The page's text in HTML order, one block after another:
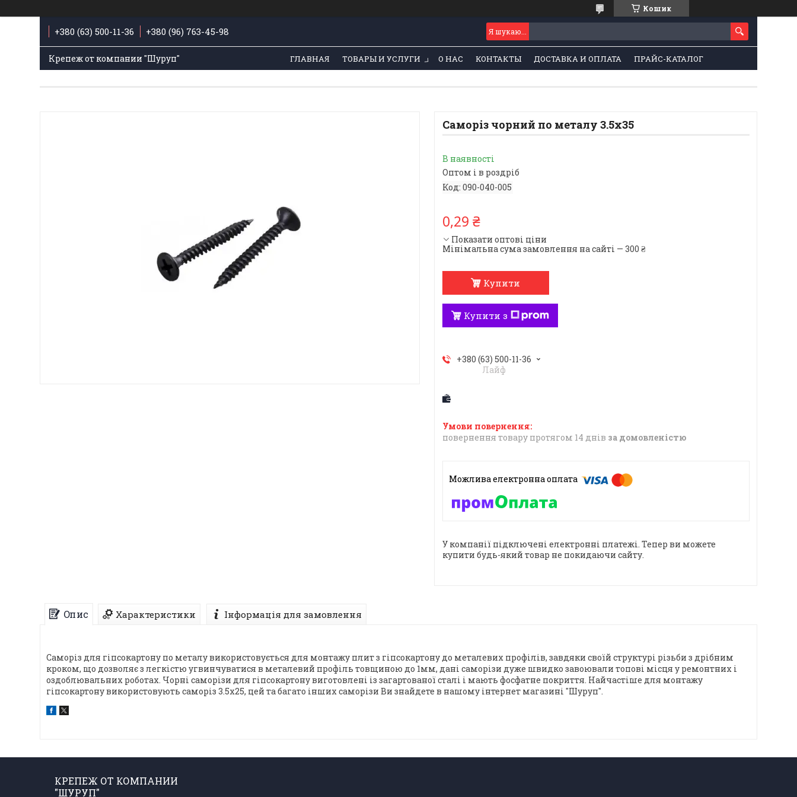
Кошик
+380 (63) 500-11-36 +380 (96) 763-45-98
Крепеж от компании "Шуруп" ГЛАВНАЯ ТОВАРЫ И УСЛУГИ О НАС КОНТАКТЫ ДОСТАВКА И ОПЛАТА ПРАЙС-КАТАЛОГ
Саморіз чорний по металу 3.5х35
В наявності
Оптом і в роздріб
Код: 090-040-005
0,29 ₴
Показати оптові ціни
Мінімальна сума замовлення на сайті — 300 ₴
Купити
Купити з
+380 (63) 500-11-36
Лайф
повернення товару протягом 14 днів за домовленістю
У компанії підключені електронні платежі. Тепер ви можете
купити будь-який товар не покидаючи сайту.
Опис Характеристики Інформація для замовлення
Саморіз для гіпсокартону по металу використовується для монтажу плит з гіпсокартону до металевих профілів, завдяки своїй структурі різьби з дрібним
кроком, що дозволяє з легкістю угвинчуватися в металевий профіль товщиною до 1мм, дані саморізи дуже швидко завоювали топові місця у ремонтних і
оздоблювальних роботах. Чорні саморізи для гіпсокартону виготовлені із загартованої сталі і мають фосфатне покриття. Найчастіше для монтажу
гіпсокартону використовують саморіз 3.5х25, цей та багато інших саморізи Ви знайдете в нашому інтернет магазині "Шуруп".
КРЕПЕЖ ОТ КОМПАНИИ
"ШУРУП"